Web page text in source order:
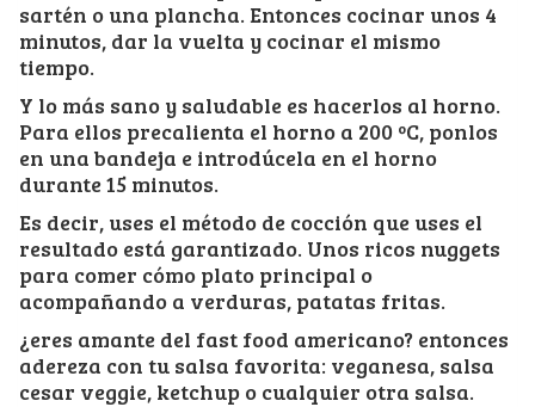
sartén o una plancha. Entonces cocinar unos 4
minutos, dar la vuelta y cocinar el mismo
tiempo.
Y lo más sano y saludable es hacerlos al horno.
Para ellos precalienta el horno a 200 ºC, ponlos
en una bandeja e introdúcela en el horno
durante 15 minutos.
Es decir, uses el método de cocción que uses el
resultado está garantizado. Unos ricos nuggets
para comer cómo plato principal o
acompañando a verduras, patatas fritas.
¿eres amante del fast food americano? entonces
adereza con tu salsa favorita: veganesa, salsa
cesar veggie, ketchup o cualquier otra salsa.